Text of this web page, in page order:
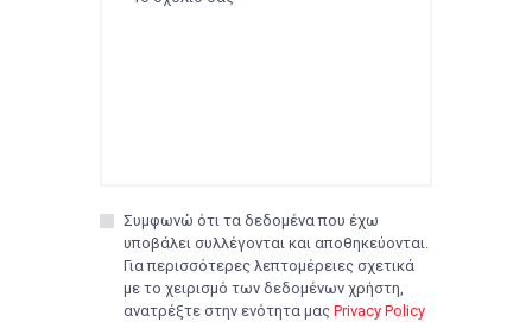
Συμφωνώ ότι τα δεδομένα που έχω
υποβάλει συλλέγονται και αποθηκεύονται.
Για περισσότερες λεπτομέρειες σχετικά
με το χειρισμό των δεδομένων χρήστη,
ανατρέξτε στην ενότητα μας Privacy Policy